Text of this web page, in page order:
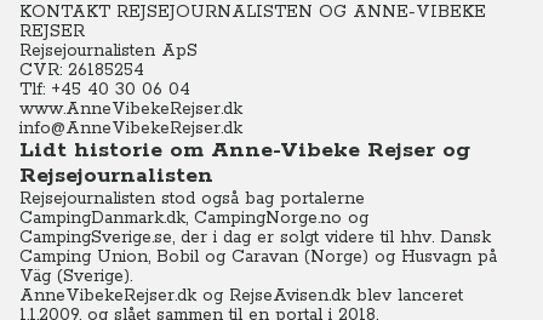
KONTAKT REJSEJOURNALISTEN OG ANNE-VIBEKE
REJSER
Rejsejournalisten ApS
CVR: 26185254
Tlf: +45 40 30 06 04
www.AnneVibekeRejser.dk
info@AnneVibekeRejser.dk
Lidt historie om Anne-Vibeke Rejser og
Rejsejournalisten
Rejsejournalisten stod også bag portalerne
CampingDanmark.dk, CampingNorge.no og
CampingSverige.se, der i dag er solgt videre til hhv. Dansk
Camping Union, Bobil og Caravan (Norge) og Husvagn på
Väg (Sverige).
AnneVibekeRejser.dk og RejseAvisen.dk blev lanceret
1.1.2009, og slået sammen til en portal i 2018.